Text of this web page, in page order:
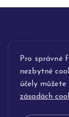
Pro správné
nezbytné
účely
zásadách
INFORMACE
POPIS SLUŽEB